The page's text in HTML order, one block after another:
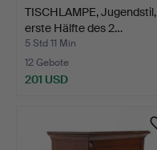
TISCHLAMPE, Jugendstil,
erste Hälfte des 2…
5 Std 11 Min
12 Gebote
201 USD